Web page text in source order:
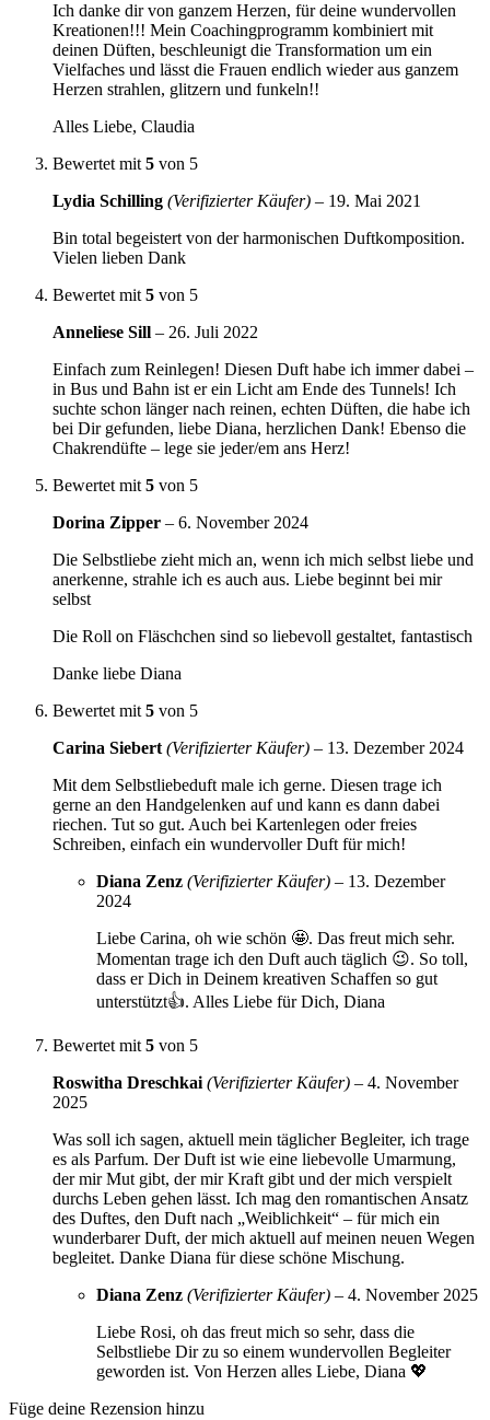
Ich danke dir von ganzem Herzen, für deine wundervollen
Kreationen!!! Mein Coachingprogramm kombiniert mit
deinen Düften, beschleunigt die Transformation um ein
Vielfaches und lässt die Frauen endlich wieder aus ganzem
Herzen strahlen, glitzern und funkeln!!
Alles Liebe, Claudia
Bewertet mit 5 von 5
Lydia Schilling (Verifizierter Käufer) – 19. Mai 2021
Bin total begeistert von der harmonischen Duftkomposition.
Vielen lieben Dank
Bewertet mit 5 von 5
Anneliese Sill – 26. Juli 2022
Einfach zum Reinlegen! Diesen Duft habe ich immer dabei –
in Bus und Bahn ist er ein Licht am Ende des Tunnels! Ich
suchte schon länger nach reinen, echten Düften, die habe ich
bei Dir gefunden, liebe Diana, herzlichen Dank! Ebenso die
Chakrendüfte – lege sie jeder/em ans Herz!
Bewertet mit 5 von 5
Dorina Zipper – 6. November 2024
Die Selbstliebe zieht mich an, wenn ich mich selbst liebe und
anerkenne, strahle ich es auch aus. Liebe beginnt bei mir
selbst
Die Roll on Fläschchen sind so liebevoll gestaltet, fantastisch
Danke liebe Diana
Bewertet mit 5 von 5
Carina Siebert (Verifizierter Käufer) – 13. Dezember 2024
Mit dem Selbstliebeduft male ich gerne. Diesen trage ich
gerne an den Handgelenken auf und kann es dann dabei
riechen. Tut so gut. Auch bei Kartenlegen oder freies
Schreiben, einfach ein wundervoller Duft für mich!
Diana Zenz (Verifizierter Käufer) – 13. Dezember
2024
Liebe Carina, oh wie schön 🤩. Das freut mich sehr.
Momentan trage ich den Duft auch täglich 😉. So toll,
dass er Dich in Deinem kreativen Schaffen so gut
unterstützt👍. Alles Liebe für Dich, Diana
Bewertet mit 5 von 5
Roswitha Dreschkai (Verifizierter Käufer) – 4. November
2025
Was soll ich sagen, aktuell mein täglicher Begleiter, ich trage
es als Parfum. Der Duft ist wie eine liebevolle Umarmung,
der mir Mut gibt, der mir Kraft gibt und der mich verspielt
durchs Leben gehen lässt. Ich mag den romantischen Ansatz
des Duftes, den Duft nach „Weiblichkeit“ – für mich ein
wunderbarer Duft, der mich aktuell auf meinen neuen Wegen
begleitet. Danke Diana für diese schöne Mischung.
Diana Zenz (Verifizierter Käufer) – 4. November 2025
Liebe Rosi, oh das freut mich so sehr, dass die
Selbstliebe Dir zu so einem wundervollen Begleiter
geworden ist. Von Herzen alles Liebe, Diana 💖
Füge deine Rezension hinzu